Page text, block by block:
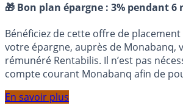
🎁 Bon plan épargne : 3% pendant 6
Bénéficiez de cette offre de
votre épargne, auprès de Monabanq,
rémunéré Rentabilis. Il n’est pas
compte courant Monabanq afin de
En savoir plus